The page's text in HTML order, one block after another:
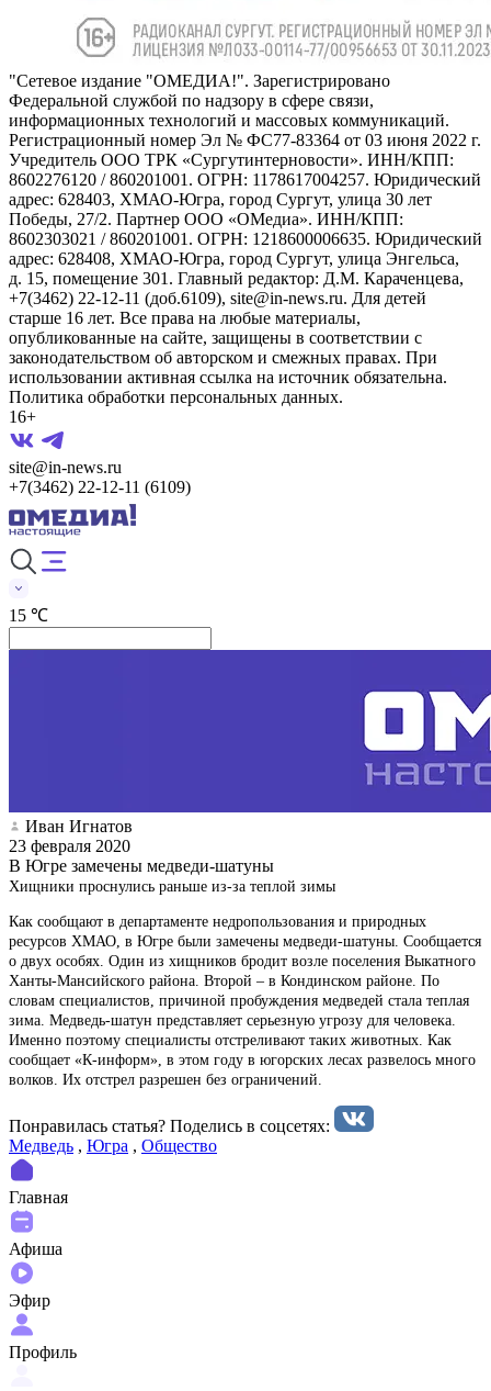
"Сетевое издание "ОМЕДИА!". Зарегистрировано
Федеральной службой по надзору в сфере связи,
информационных технологий и массовых коммуникаций.
Регистрационный номер Эл № ФС77-83364 от 03 июня 2022 г.
Учредитель ООО ТРК «Сургутинтерновости». ИНН/КПП:
8602276120 / 860201001. ОГРН: 1178617004257. Юридический
адрес: 628403, ХМАО-Югра, город Сургут, улица 30 лет
Победы, 27/2. Партнер ООО «ОМедиа». ИНН/КПП:
8602303021 / 860201001. ОГРН: 1218600006635. Юридический
адрес: 628408, ХМАО-Югра, город Сургут, улица Энгельса,
д. 15, помещение 301. Главный редактор: Д.М. Караченцева,
+7(3462) 22-12-11 (доб.6109), site@in-news.ru. Для детей
старше 16 лет. Все права на любые материалы,
опубликованные на сайте, защищены в соответствии с
законодательством об авторском и смежных правах. При
использовании активная ссылка на источник обязательна.
Политика обработки персональных данных.
16+
site@in-news.ru
+7(3462) 22-12-11 (6109)
15 ℃
Иван Игнатов
23 февраля 2020
В Югре замечены медведи-шатуны
Хищники проснулись раньше из-за теплой зимы
Как сообщают в департаменте недропользования и природных
ресурсов ХМАО, в Югре были замечены медведи-шатуны. Сообщается
о двух особях. Один из хищников бродит возле поселения Выкатного
Ханты-Мансийского района. Второй – в Кондинском районе. По
словам специалистов, причиной пробуждения медведей стала теплая
зима. Медведь-шатун представляет серьезную угрозу для человека.
Именно поэтому специалисты отстреливают таких животных. Как
сообщает «К-информ», в этом году в югорских лесах развелось много
волков. Их отстрел разрешен без ограничений.
Понравилась статья? Поделиcь в соцсетях:
Медведь , Югра , Общество
Главная
Афиша
Эфир
Профиль